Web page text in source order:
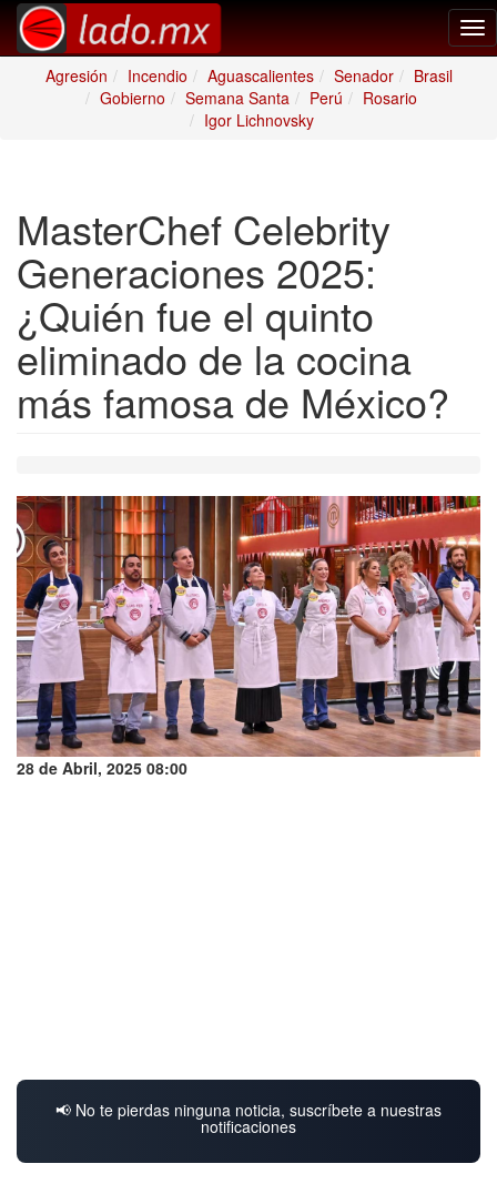
Agresión
Incendio Aguascalientes Senador
Brasil
Gobierno
Semana Santa Perú
Rosario
Igor Lichnovsky
MasterChef Celebrity
Generaciones 2025:
¿Quién fue el quinto
eliminado de la cocina
más famosa de México?
28 de Abril, 2025 08:00
📢 No te pierdas ninguna noticia, suscríbete a nuestras
notificaciones